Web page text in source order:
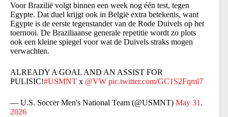
Voor Brazilië volgt binnen een week nog één test, tegen
Egypte. Dat duel krijgt ook in België extra betekenis, want
Egypte is de eerste tegenstander van de Rode Duivels op het
toernooi. De Braziliaanse generale repetitie wordt zo plots
ook een kleine spiegel voor wat de Duivels straks mogen
verwachten.
ALREADY A GOAL AND AN ASSIST FOR
PULISIC!#USMNT x @VW pic.twitter.com/GC1S2Fqml7
— U.S. Soccer Men's National Team (@USMNT) May 31,
2026